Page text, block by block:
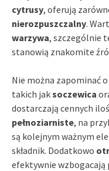
cytrusy, oferują
nierozpuszczalny.
warzywa, szczególnie
stanowią znakomite
Nie można zapominać o
takich jaksoczewica
dostarczają cennych
pełnoziarniste, na
są kolejnym ważnym
składnik. Dodatkowo
efektywnie wzbogacają